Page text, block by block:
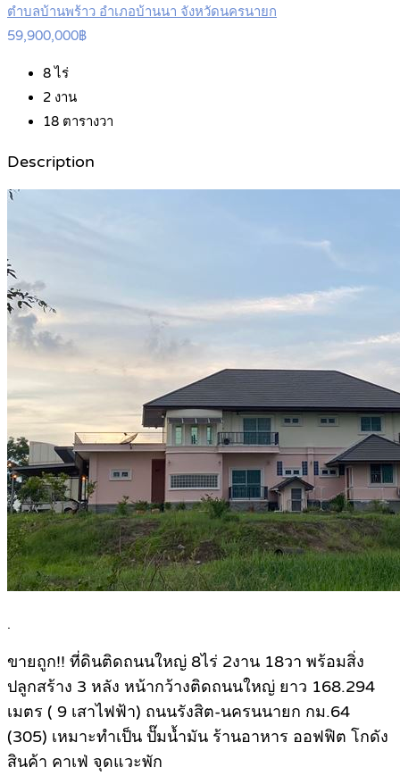
ตำบลบ้านพร้าว อำเภอบ้านนา จังหวัดนครนายก
59,900,000฿
8ไร่
2 งาน
18 ตารางวา
Description
.
ขายถูก!! ที่ดินติดถนนใหญ่ 8ไร่ 2งาน 18วา พร้อมสิ่ง
ปลูกสร้าง 3 หลัง หน้ากว้างติดถนนใหญ่ ยาว 168.294
เมตร ( 9 เสาไฟฟ้า) ถนนรังสิต-นครนนายก กม.64
(305) เหมาะทำเป็น ปั๊มน้ำมัน ร้านอาหาร ออฟฟิต โกดัง
สินค้า คาเฟ่ จุดแวะพัก